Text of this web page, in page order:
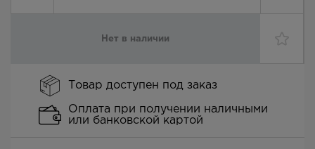
Нет в наличии
Товар доступен под заказ
Оплата при получении наличными
или банковской картой